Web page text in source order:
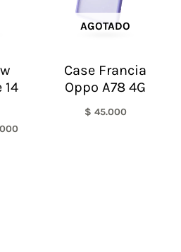
14
AGOTADO
Case Francia
Oppo A78 4G
$ 45.000